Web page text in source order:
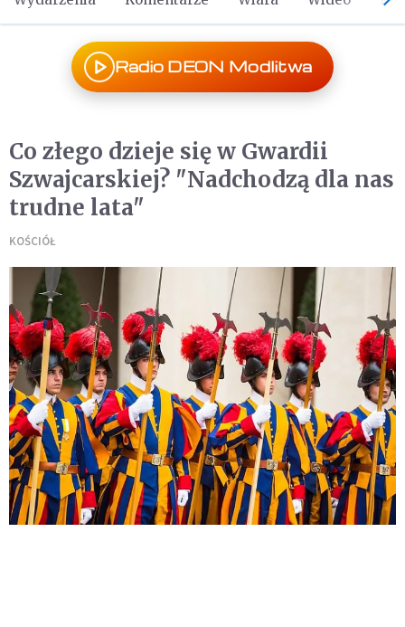
Radio DEON Modlitwa
Co złego dzieje się w Gwardii
Szwajcarskiej? "Nadchodzą dla nas
trudne lata"
KOŚCIÓŁ